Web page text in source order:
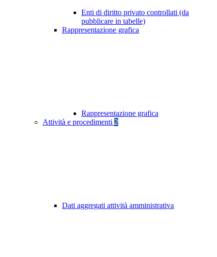
Enti di diritto privato controllati (da
pubblicare in tabelle)
Rappresentazione grafica
Rappresentazione grafica
Attività e procedimenti 2
Dati aggregati attività amministrativa